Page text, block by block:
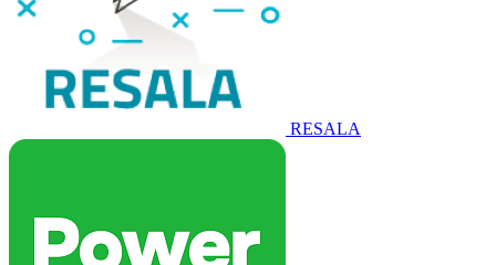
RESALA